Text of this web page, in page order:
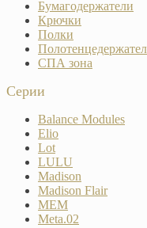
Бумагодержатели
Крючки
Полки
СПА зона
Серии
Balance Modules
Elio
Lot
LULU
Madison
Madison Flair
MEM
Meta.02